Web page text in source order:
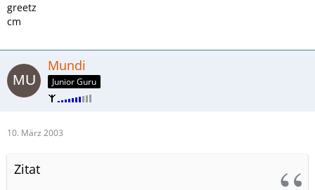
greetz
cm
Mundi
Junior Guru
10. März 2003
Zitat